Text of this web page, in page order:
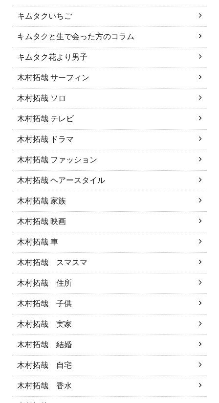
キムタクいちご
キムタクと生で会った方のコラム
キムタク花より男子
木村拓哉 サーフィン
木村拓哉 ソロ
木村拓哉 テレビ
木村拓哉 ドラマ
木村拓哉 ファッション
木村拓哉 ヘアースタイル
木村拓哉 家族
木村拓哉 映画
木村拓哉 車
木村拓哉 スマスマ
木村拓哉 住所
木村拓哉 子供
木村拓哉 実家
木村拓哉 結婚
木村拓哉 自宅
木村拓哉 香水